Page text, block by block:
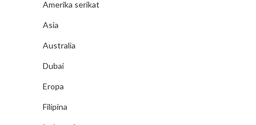
Amerika serikat
Asia
Australia
Dubai
Eropa
Filipina